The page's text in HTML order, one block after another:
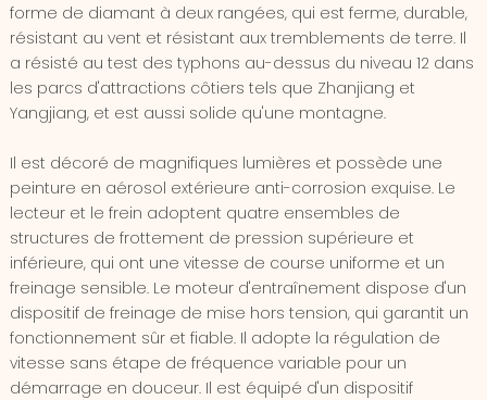
forme de diamant à deux rangées, qui est ferme, durable,
résistant au vent et résistant aux tremblements de terre. Il
a résisté au test des typhons au-dessus du niveau 12 dans
les parcs d'attractions côtiers tels que Zhanjiang et
Yangjiang, et est aussi solide qu'une montagne.
Il est décoré de magnifiques lumières et possède une
peinture en aérosol extérieure anti-corrosion exquise. Le
lecteur et le frein adoptent quatre ensembles de
structures de frottement de pression supérieure et
inférieure, qui ont une vitesse de course uniforme et un
freinage sensible. Le moteur d'entraînement dispose d'un
dispositif de freinage de mise hors tension, qui garantit un
fonctionnement sûr et fiable. Il adopte la régulation de
vitesse sans étape de fréquence variable pour un
démarrage en douceur. Il est équipé d'un dispositif